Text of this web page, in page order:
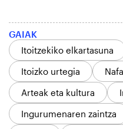
GAIAK
Itoitzekiko elkartasuna
Itoizko urtegia
Arteak eta kultura
Ingurumenaren zaintza